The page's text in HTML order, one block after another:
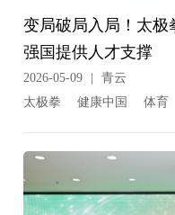
变局破局入局！太
强国提供人才支撑
2026-05-09
青云
太极拳
健康中国 体育